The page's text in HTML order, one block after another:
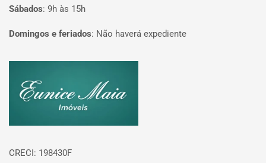
Sábados: 9h às 15h
Domingos e feriados: Não haverá expediente
CRECI: 198430F